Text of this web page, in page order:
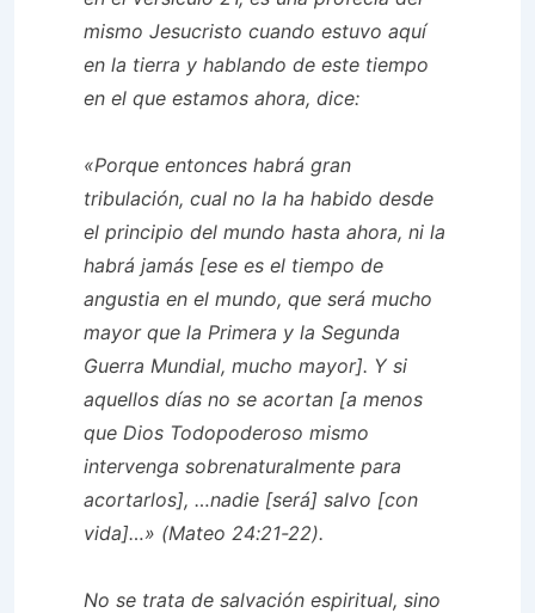
mismo Jesucristo cuando estuvo aquí
en la tierra y hablando de este tiempo
en el que estamos ahora, dice:
«Porque entonces habrá gran
tribulación, cual no la ha habido desde
el principio del mundo hasta ahora, ni la
habrá jamás [ese es el tiempo de
angustia en el mundo, que será mucho
mayor que la Primera y la Segunda
Guerra Mundial, mucho mayor]. Y si
aquellos días no se acortan [a menos
que Dios Todopoderoso mismo
intervenga sobrenaturalmente para
acortarlos], …nadie [será] salvo [con
vida]…» (Mateo 24:21-22).
No se trata de salvación espiritual, sino